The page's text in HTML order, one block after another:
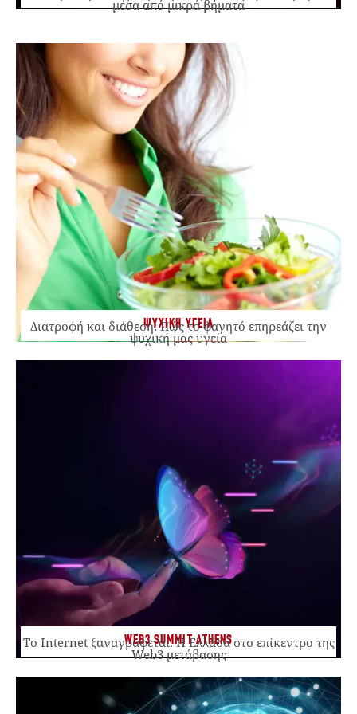
μέσα από μικρά βήματα
ΨΥΧΙΚΗ ΥΓΕΙΑ
Διατροφή και διάθεση: Πώς το φαγητό επηρεάζει την
ψυχική μας υγεία
WEB3 SUMMIT ATHENS
Το Internet ξαναγράφεται. Η Ελλάδα στο επίκεντρο της
Web3 μετάβασης